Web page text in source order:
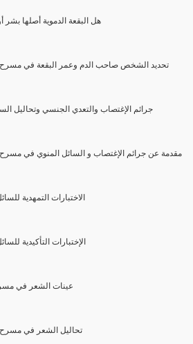
(13) هل البقعة الدموية أصلها بشر
(14) تحديد الشخص صاحب الدم وعمر البقعة في
5- جرائم الإغتصاب والتعدي الجنسي وتحاليل
(15) مقدمة عن جرائم الإغتصاب و السائل المنوي في
(16) الاختبارات التمهدية
(17) الإختبارات التأكيدية
6- عينات الشعر في
(18) تحاليل الشعر في